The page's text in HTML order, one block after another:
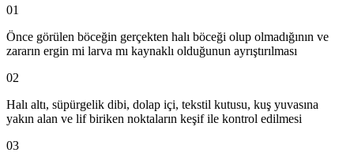
01
Önce görülen böceğin gerçekten halı böceği olup olmadığının ve
zararın ergin mi larva mı kaynaklı olduğunun ayrıştırılması
02
Halı altı, süpürgelik dibi, dolap içi, tekstil kutusu, kuş yuvasına
yakın alan ve lif biriken noktaların keşif ile kontrol edilmesi
03